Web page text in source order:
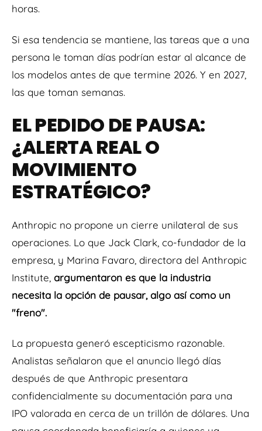
horas.
Si esa tendencia se mantiene, las tareas que a una
persona le toman días podrían estar al alcance de
los modelos antes de que termine 2026. Y en 2027,
las que toman semanas.
EL PEDIDO DE PAUSA:
¿ALERTA REAL O
MOVIMIENTO
ESTRATÉGICO?
Anthropic no propone un cierre unilateral de sus
operaciones. Lo que Jack Clark, co-fundador de la
empresa, y Marina Favaro, directora del Anthropic
Institute, argumentaron es que la industria
necesita la opción de pausar, algo así como un
"freno".
La propuesta generó escepticismo razonable.
Analistas señalaron que el anuncio llegó días
después de que Anthropic presentara
confidencialmente su documentación para una
IPO valorada en cerca de un trillón de dólares. Una